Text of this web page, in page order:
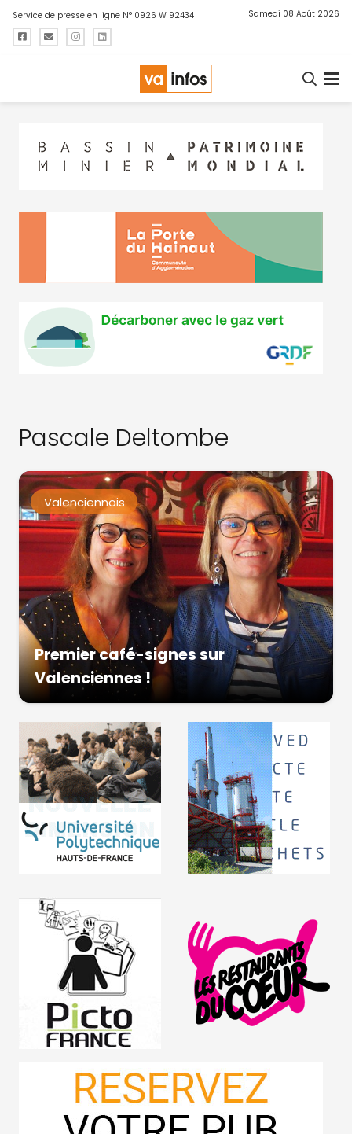
Service de presse en ligne N° 0926 W 92434 Samedi 08 Août 2026
Pascale Deltombe
Valenciennois
Premier café-signes sur
Valenciennes !